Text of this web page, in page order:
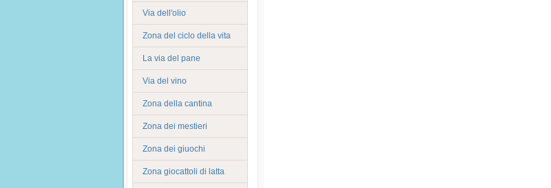
Via dell'olio
Zona del ciclo della vita
La via del pane
Via del vino
Zona della cantina
Zona dei mestieri
Zona dei giuochi
Zona giocattoli di latta